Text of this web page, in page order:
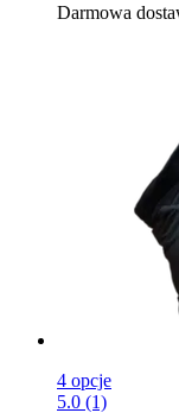
Darmowa
4 opcje
5.0 (1)